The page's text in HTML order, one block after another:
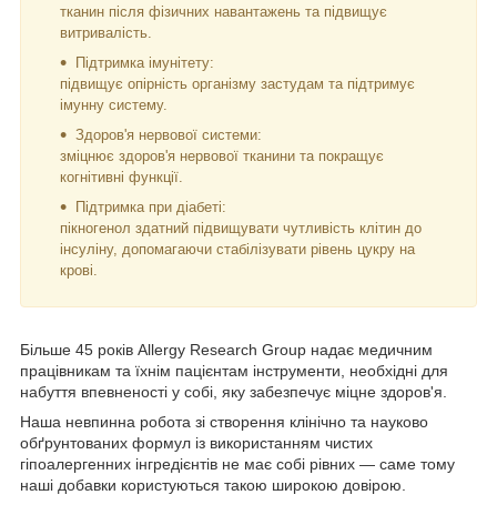
тканин після фізичних навантажень та підвищує
витривалість.
Підтримка імунітету:
підвищує опірність організму застудам та підтримує
імунну систему.
Здоров'я нервової системи:
зміцнює здоров'я нервової тканини та покращує
когнітивні функції.
Підтримка при діабеті:
пікногенол здатний підвищувати чутливість клітин до
інсуліну, допомагаючи стабілізувати рівень цукру на
крові.
Більше 45 років Allergy Research Group надає медичним
працівникам та їхнім пацієнтам інструменти, необхідні для
набуття впевненості у собі, яку забезпечує міцне здоров'я.
Наша невпинна робота зі створення клінічно та науково
обґрунтованих формул із використанням чистих
гіпоалергенних інгредієнтів не має собі рівних — саме тому
наші добавки користуються такою широкою довірою.